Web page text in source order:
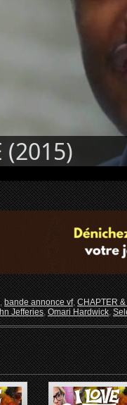
(2015)
,bande annonce vf,CHAPTER
Jefferies,Omari Hardwick,